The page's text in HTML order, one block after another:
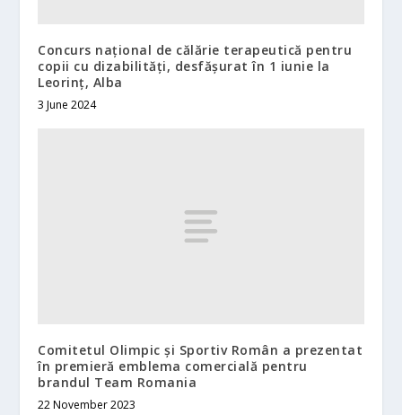
Concurs național de călărie terapeutică pentru
copii cu dizabilități, desfășurat în 1 iunie la
Leorinț, Alba
3 June 2024
Comitetul Olimpic și Sportiv Român a prezentat
în premieră emblema comercială pentru
brandul Team Romania
22 November 2023